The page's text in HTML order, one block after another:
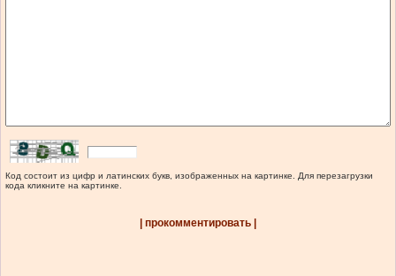
Код состоит из цифр и латинских букв, изображенных на картинке. Для перезагрузки
кода кликните на картинке.
| прокомментировать |